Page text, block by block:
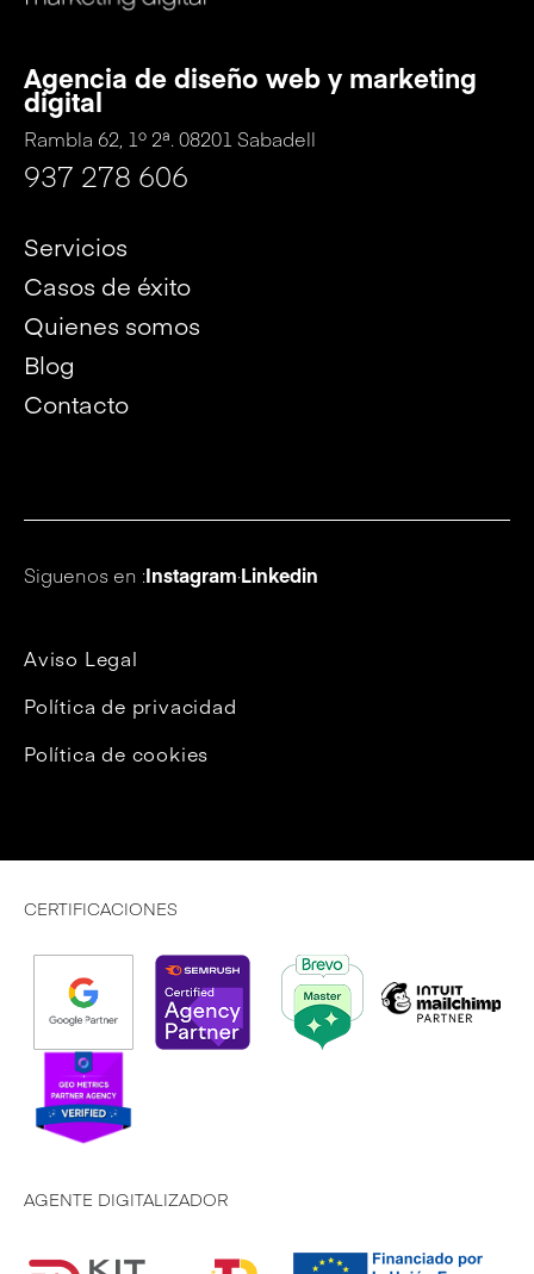
Agencia de diseño web y marketing
digital
Rambla 62, 1º 2ª. 08201 Sabadell
937 278 606
Servicios
Casos de éxito
Quienes somos
Blog
Contacto
Siguenos en :Instagram·Linkedin
Aviso Legal
Política de privacidad
Política de cookies
CERTIFICACIONES
AGENTE DIGITALIZADOR